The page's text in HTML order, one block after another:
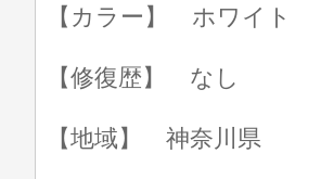
【カラー】 ホワイト
【修復歴】 なし
【地域】 神奈川県